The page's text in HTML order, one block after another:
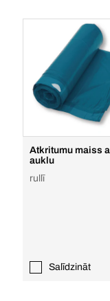
Atkritumu maiss
auklu
rullī
Salīdzināt